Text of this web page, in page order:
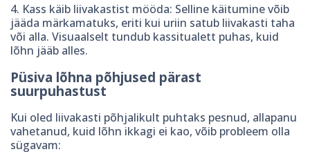
4. Kass käib liivakastist mööda: Selline käitumine võib
jääda märkamatuks, eriti kui uriin satub liivakasti taha
või alla. Visuaalselt tundub kassitualett puhas, kuid
lõhn jääb alles.
Püsiva lõhna põhjused pärast
suurpuhastust
Kui oled liivakasti põhjalikult puhtaks pesnud, allapanu
vahetanud, kuid lõhn ikkagi ei kao, võib probleem olla
sügavam: